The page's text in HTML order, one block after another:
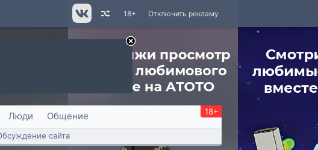
Отключить рекламу
18+
Люди Общение 18+
сайта